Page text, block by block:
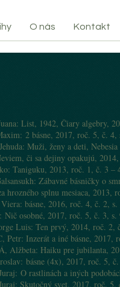
List, 1942, Čiary algebry,
2 básne, 2017, roč. 5, č. 4,
Muži, ženy a deti,
či sa dejiny opakujú,
Taniguku, 2013, roč. 1, č. 3 –
Zábavné básničky o
hrozného splnu mesiaca, 2013,
básne, 2016, roč. 4, č. 2, s.
Nič osobné, 2017, roč. 5, č. 3, s.
Luis: Ten prvý, 2014, roč. 2,
Petr: Inzerát a iné básne, 2017,
Alžbeta: Haiku pre jubilanta,
básne (4x), 2017, roč. 5,
O rastlinách a iných
Skutočný svet, 2017, roč. 5,
O nás Kontakt